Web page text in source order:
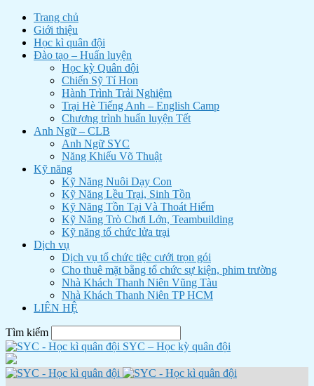
Trang chủ
Giới thiệu
Học kì quân đội
Đào tạo – Huấn luyện
Học kỳ Quân đội
Chiến Sỹ Tí Hon
Hành Trình Trải Nghiệm
Trại Hè Tiếng Anh – English Camp
Chương trình huấn luyện Tết
Anh Ngữ – CLB
Anh Ngữ SYC
Năng Khiếu Võ Thuật
Kỹ năng
Kỹ Năng Nuôi Dạy Con
Kỹ Năng Lều Trại, Sinh Tồn
Kỹ Năng Tồn Tại Và Thoát Hiểm
Kỹ Năng Trò Chơi Lớn, Teambuilding
Kỹ năng tổ chức lửa trại
Dịch vụ
Dịch vụ tổ chức tiệc cưới trọn gói
Cho thuê mặt bằng tổ chức sự kiện, phim trường
Nhà Khách Thanh Niên Vũng Tàu
Nhà Khách Thanh Niên TP HCM
LIÊN HỆ
Tìm kiếm
SYC – Học kỳ quân đội